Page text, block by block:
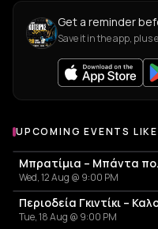
Get a reminder
Save it in the app, plus
UPCOMING EVENTS
Wed, 12 Aug @ 9:00 PM
Tue, 18 Aug @ 9:00 PM